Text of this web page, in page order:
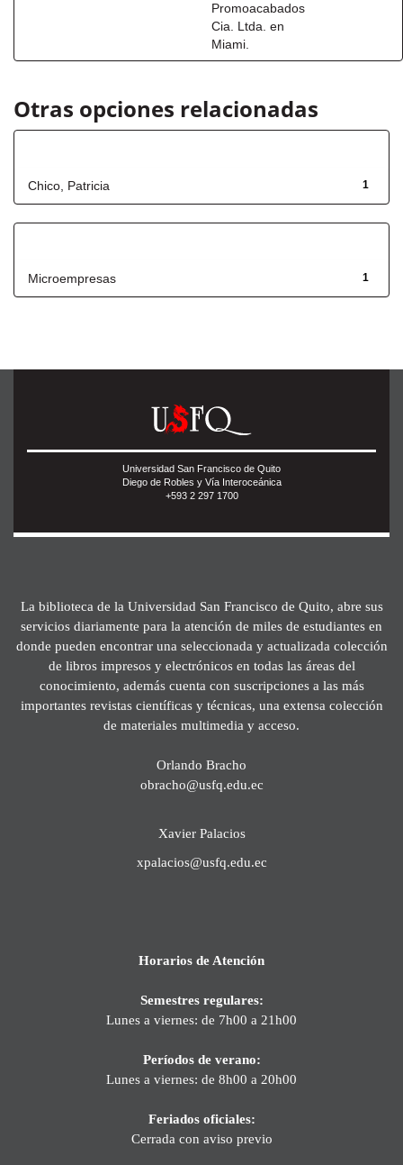
Promoacabados
Cia. Ltda. en
Miami.
Otras opciones relacionadas
1
Chico, Patricia
1
Microempresas
Universidad San Francisco de Quito
Diego de Robles y Vía Interoceánica
+593 2 297 1700
La biblioteca de la Universidad San Francisco de Quito, abre sus
servicios diariamente para la atención de miles de estudiantes en
donde pueden encontrar una seleccionada y actualizada colección
de libros impresos y electrónicos en todas las áreas del
conocimiento, además cuenta con suscripciones a las más
importantes revistas científicas y técnicas, una extensa colección
de materiales multimedia y acceso.
Orlando Bracho
obracho@usfq.edu.ec
Xavier Palacios
xpalacios@usfq.edu.ec
Horarios de Atención
Semestres regulares:
Lunes a viernes: de 7h00 a 21h00
Períodos de verano:
Lunes a viernes: de 8h00 a 20h00
Feriados oficiales:
Cerrada con aviso previo